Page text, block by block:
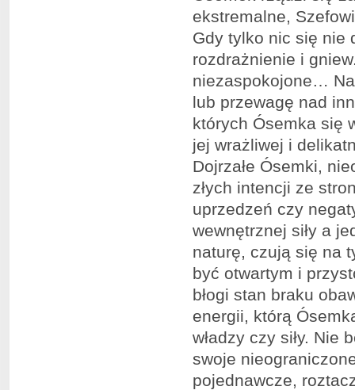
ekstremalne,
Gdy tylko nic się nie
rozdrażnienie i
niezaspokojone…
lub przewagę nad
których Ósemka się
jej wrażliwej i
Dojrzałe Ósemki,
złych intencji ze
uprzedzeń czy
wewnętrznej siły a
naturę, czują się na
być otwartym i
błogi stan braku
energii, którą
władzy czy siły.
swoje
pojednawcze,